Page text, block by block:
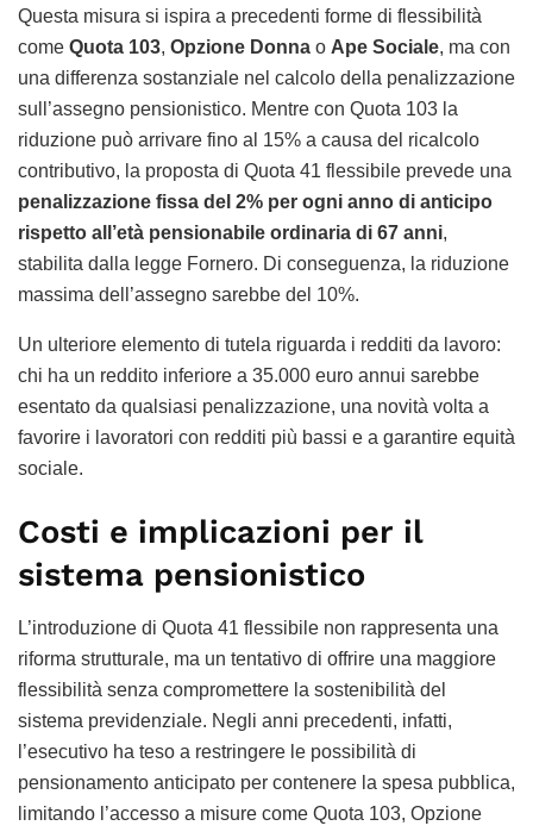
Questa misura si ispira a precedenti forme di flessibilità
come Quota 103, Opzione Donna o Ape Sociale, ma con
una differenza sostanziale nel calcolo della penalizzazione
sull’assegno pensionistico. Mentre con Quota 103 la
riduzione può arrivare fino al 15% a causa del ricalcolo
contributivo, la proposta di Quota 41 flessibile prevede una
penalizzazione fissa del 2% per ogni anno di anticipo
rispetto all’età pensionabile ordinaria di 67 anni,
stabilita dalla legge Fornero. Di conseguenza, la riduzione
massima dell’assegno sarebbe del 10%.
Un ulteriore elemento di tutela riguarda i redditi da lavoro:
chi ha un reddito inferiore a 35.000 euro annui sarebbe
esentato da qualsiasi penalizzazione, una novità volta a
favorire i lavoratori con redditi più bassi e a garantire equità
sociale.
Costi e implicazioni per il
sistema pensionistico
L’introduzione di Quota 41 flessibile non rappresenta una
riforma strutturale, ma un tentativo di offrire una maggiore
flessibilità senza compromettere la sostenibilità del
sistema previdenziale. Negli anni precedenti, infatti,
l’esecutivo ha teso a restringere le possibilità di
pensionamento anticipato per contenere la spesa pubblica,
limitando l’accesso a misure come Quota 103, Opzione